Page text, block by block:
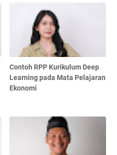
Contoh RPP Kurikulum Deep
Learning pada Mata Pelajaran
Ekonomi